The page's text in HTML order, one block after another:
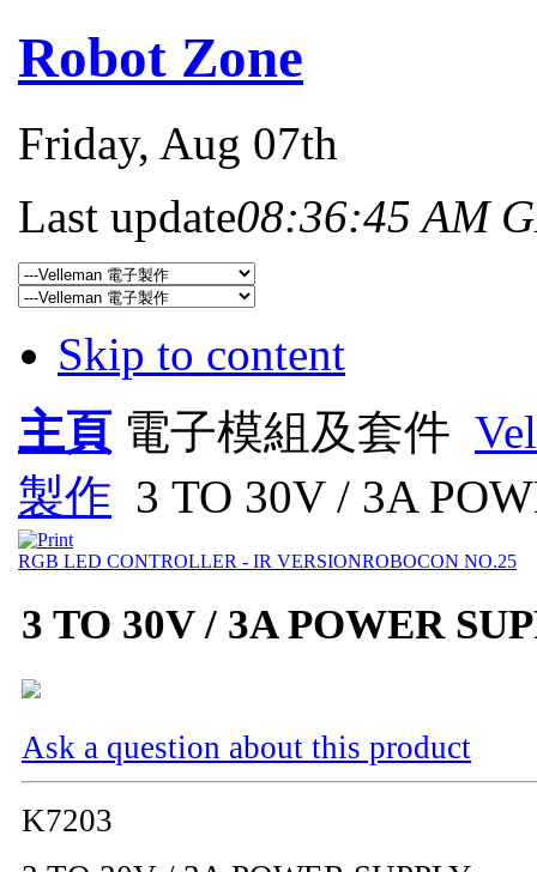
Robot Zone
Friday, Aug 07th
Last update08:36:45 AM
Skip to content
主頁 電子模組及套件
製作 3 TO 30V / 3A
RGB LED CONTROLLER - IR VERSIONROBOCON NO.25
3 TO 30V / 3A POWER
Ask a question about this product
K7203